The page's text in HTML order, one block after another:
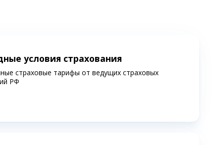
условия страхования
страховые тарифы от ведущих страховых
РФ